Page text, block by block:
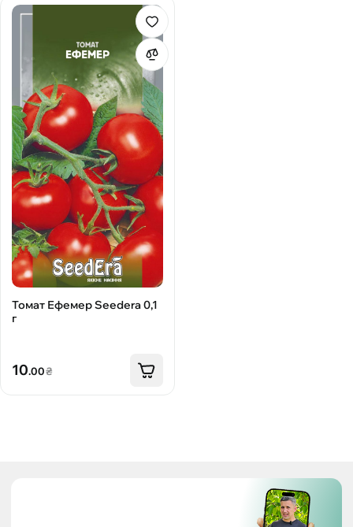
Томат Ефемер Seedera 0,1
г
10.00₴